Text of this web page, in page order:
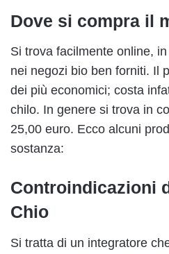
Dove si compra il
Si trova facilmente online,
nei negozi bio ben forniti. Il
dei più economici; costa
chilo. In genere si trova in
25,00 euro. Ecco alcuni
sostanza:
Controindicazioni
Chio
Si tratta di un integratore